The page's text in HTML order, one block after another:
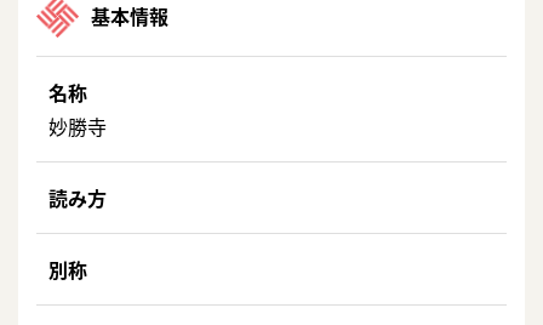
基本情報
名称
妙勝寺
読み方
別称